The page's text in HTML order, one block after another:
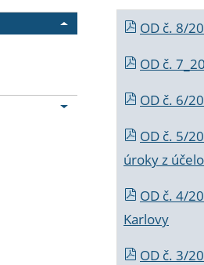
OD č. 8/
OD č.
OD č. 6/
OD č. 5/
úroky z
OD č. 4/
Karlovy
OD č. 3/